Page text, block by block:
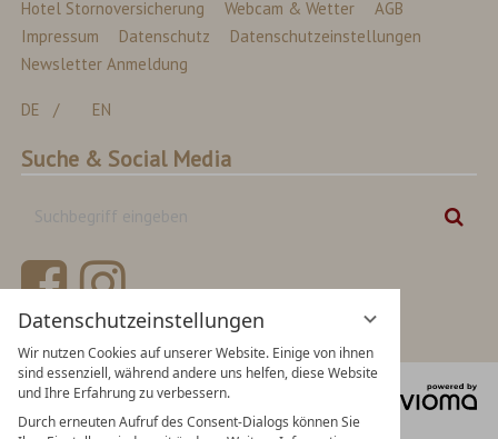
Datenschutzeinstellungen
Wir nutzen Cookies auf unserer Website. Einige von ihnen
sind essenziell, während andere uns helfen, diese Website
und Ihre Erfahrung zu verbessern.
Durch erneuten Aufruf des Consent-Dialogs können Sie
Hotel Stornoversicherung
Webcam & Wetter
AGB
Impressum
Datenschutz
Datenschutzeinstellungen
Newsletter Anmeldung
DE EN
Suche & Social Media
Suchbegriff